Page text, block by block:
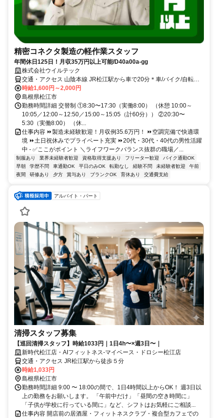
精密コネクタ製造の軽作業スタッフ
年間休日125日！月収35万円以上可能/D40a00a-gg
株式会社ウイルテック
交通・アクセス 山陰本線 JR松江駅から車で20分＊車/バイク/自転車
通勤可
時給1,600円～2,000円
島根県松江市
勤務時間詳細 交替制 ①8:30〜17:30（実働8:00） （休憩 10:00～
10:05／12:00～12:50／15:00～15:05（計60分）） ②20:30〜
5:30（実働8:00） （休...
仕事内容 ⏩製造未経験歓迎！月収例35.6万円！ ⏩空調完備で快適環
境 ⏩土日祝休みでプライベート充実 ⏩20代・30代・40代の男性活躍
中 - ✅ここがポイント ＼ライフワークバランス抜群の職場／...
制服あり 業界未経験者歓迎 資格取得支援あり フリーター歓迎
バイク通勤OK
早朝
学歴不問 車通勤OK 平日のみOK 転勤なし 経験不問 未経験者歓迎
午前
夜間
研修あり 夕方 賞与あり ブランクOK 育休あり 交通費支給
アルバイト・パート
清掃スタッフ募集
【巡回清掃スタッフ】時給1033円｜1日4h〜×週3日〜｜
新時代松江店・AIフィットネス-マイベース・ドロシー松江店
交通・アクセス JR松江駅から徒歩５分
時給1,033円
島根県松江市
勤務時間詳細 9:00 〜 18:00の間で、1日4時間以上からOK！ 週3日以
上の勤務をお願いします。 「午前中だけ」「昼間の空き時間に」
「子供が学校に行っている間に」など、シフトはお気軽にご相談...
仕事内容 開店前の居酒屋・フィットネスクラブ・複合型カフェでの